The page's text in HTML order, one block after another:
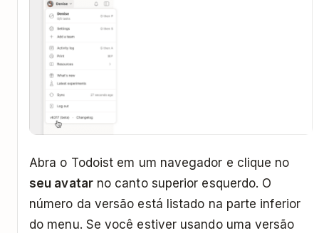
Abra o Todoist em um navegador e clique no
seu avatarno canto superior esquerdo. O
número da versão está listado na parte inferior
do menu. Se você estiver usando uma versão